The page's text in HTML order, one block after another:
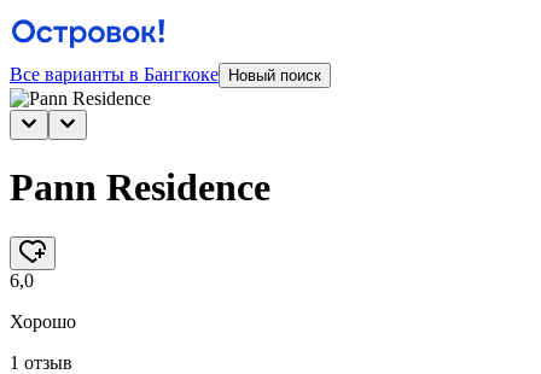
Все варианты в Бангкоке Новый поиск
Pann Residence
6,0
Хорошо
1 отзыв